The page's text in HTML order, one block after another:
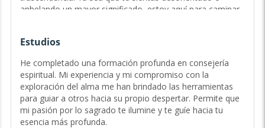
anhelando un mayor significado, estoy aquí para caminar
de Experiencia
Hola, soy Ara Aquila, una guía espiritual indulgente e
intuitiva con 9 años de experiencia acompañando a las
personas en su búsqueda de propósito y conexión con lo
divino.
Estudios
He completado una formación profunda en consejería
espiritual. Mi experiencia y mi compromiso con la
exploración del alma me han brindado las herramientas
para guiar a otros hacia su propio despertar. Permite que
mi pasión por lo sagrado te ilumine y te guíe hacia tu
esencia más profunda.